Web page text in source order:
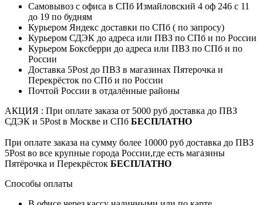
Самовывоз с офиса в СПб Измайловский 4 оф 246 с 11
до 19 по будням
Курьером Яндекс доставки по СПб ( по запросу)
Курьером СДЭК до адреса или ПВЗ по СПб и по России
Курьером Боксберри до адреса или ПВЗ по СПб и по
России
Доставка 5Post до ПВЗ в магазинах Пятерочка и
Перекрёсток по СПб и по России
Почтой России в отдалённые районы
АКЦИЯ : При оплате заказа от 5000 руб доставка до ПВЗ
СДЭК и 5Post в Москве и СПб БЕСПЛАТНО
При оплате заказа на сумму более 10000 руб доставка до ПВЗ
5Post во все крупные города России,где есть магазины
Пятёрочка и Перекрёсток БЕСПЛАТНО
Способы оплаты